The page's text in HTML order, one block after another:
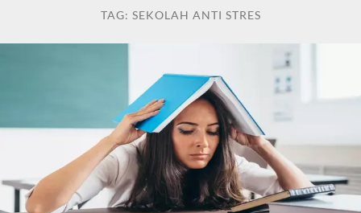
TAG: SEKOLAH ANTI STRES